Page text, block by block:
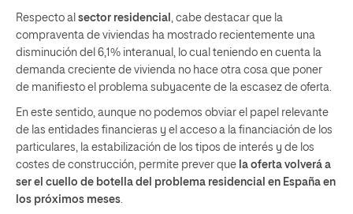
Respecto al sector residencial
, cabe destacar que la
compraventa de viviendas ha mostrado recientemente una
disminución del 6,1% interanual, lo cual teniendo en cuenta la
demanda creciente de vivienda no hace otra cosa que poner
de manifiesto el problema subyacente de la escasez de oferta.
En este sentido, aunque no podemos obviar el papel relevante
de las entidades financieras y el acceso a la financiación de los
particulares, la estabilización de los tipos de interés y de los
costes de construcción, permite prever que la oferta volverá a
ser el cuello de botella del problema residencial en España en
los próximos meses